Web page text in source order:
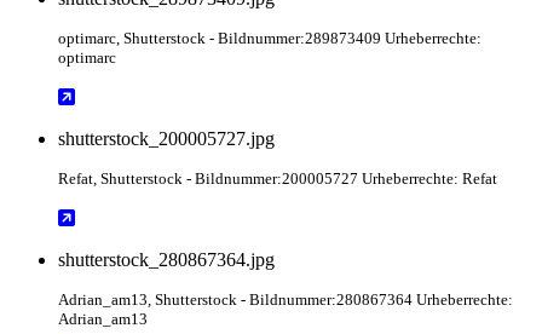
optimarc , Shutterstock - Bildnummer:289873409 Urheberrechte:
optimarc
shutterstock_200005727.jpg
Refat , Shutterstock - Bildnummer:200005727 Urheberrechte: Refat
shutterstock_280867364.jpg
Adrian_am13 , Shutterstock - Bildnummer:280867364 Urheberrechte:
Adrian_am13